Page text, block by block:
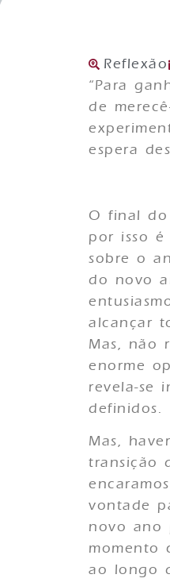
Reflexão
“Para
de
espera
O final do
por isso é
sobre o
do novo
alcançar
Mas, não
enorme
revela-se
definidos.
Mas,
transição
vontade
novo ano
momento
ao longo